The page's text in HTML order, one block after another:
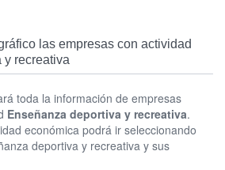
las empresas con actividad
y recreativa
toda la información de empresas
Enseñanza deportiva y recreativa.
económica podrá ir seleccionando
deportiva y recreativa y sus